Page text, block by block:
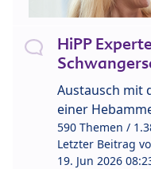
HiPP
Austausch mit
einer
590 Themen /
Letzter Beitrag
19. Jun 2026